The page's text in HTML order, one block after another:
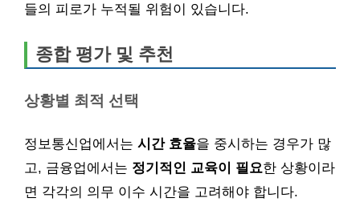
들의 피로가 누적될 위험이 있습니다.
종합 평가 및 추천
상황별 최적 선택
정보통신업에서는 시간 효율을 중시하는 경우가 많
고, 금융업에서는 정기적인 교육이 필요한 상황이라
면 각각의 의무 이수 시간을 고려해야 합니다.